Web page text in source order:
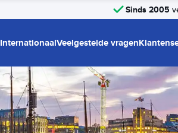
Sinds 2005
InternationaalVeelgestelde vragen